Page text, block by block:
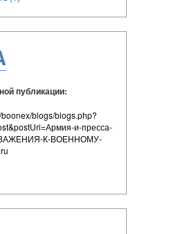
публикации:
blogs/blogs.php?
и-пресса-
К-ВОЕННОМУ-